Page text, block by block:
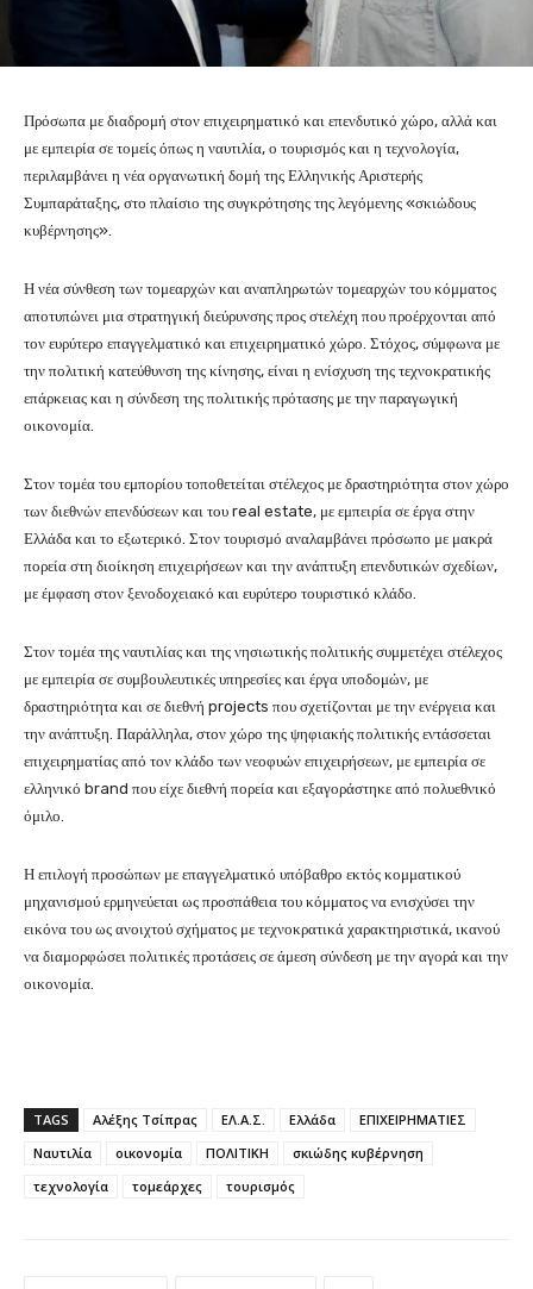
Πρόσωπα με διαδρομή στον επιχειρηματικό και επενδυτικό χώρο, αλλά και
με εμπειρία σε τομείς όπως η ναυτιλία, ο τουρισμός και η τεχνολογία,
περιλαμβάνει η νέα οργανωτική δομή της Ελληνικής Αριστερής
Συμπαράταξης, στο πλαίσιο της συγκρότησης της λεγόμενης «σκιώδους
κυβέρνησης».
Η νέα σύνθεση των τομεαρχών και αναπληρωτών τομεαρχών του κόμματος
αποτυπώνει μια στρατηγική διεύρυνσης προς στελέχη που προέρχονται από
τον ευρύτερο επαγγελματικό και επιχειρηματικό χώρο. Στόχος, σύμφωνα με
την πολιτική κατεύθυνση της κίνησης, είναι η ενίσχυση της τεχνοκρατικής
επάρκειας και η σύνδεση της πολιτικής πρότασης με την παραγωγική
οικονομία.
Στον τομέα του εμπορίου τοποθετείται στέλεχος με δραστηριότητα στον χώρο
των διεθνών επενδύσεων και του real estate, με εμπειρία σε έργα στην
Ελλάδα και το εξωτερικό. Στον τουρισμό αναλαμβάνει πρόσωπο με μακρά
πορεία στη διοίκηση επιχειρήσεων και την ανάπτυξη επενδυτικών σχεδίων,
με έμφαση στον ξενοδοχειακό και ευρύτερο τουριστικό κλάδο.
Στον τομέα της ναυτιλίας και της νησιωτικής πολιτικής συμμετέχει στέλεχος
με εμπειρία σε συμβουλευτικές υπηρεσίες και έργα υποδομών, με
δραστηριότητα και σε διεθνή projects που σχετίζονται με την ενέργεια και
την ανάπτυξη. Παράλληλα, στον χώρο της ψηφιακής πολιτικής εντάσσεται
επιχειρηματίας από τον κλάδο των νεοφυών επιχειρήσεων, με εμπειρία σε
ελληνικό brand που είχε διεθνή πορεία και εξαγοράστηκε από πολυεθνικό
όμιλο.
Η επιλογή προσώπων με επαγγελματικό υπόβαθρο εκτός κομματικού
μηχανισμού ερμηνεύεται ως προσπάθεια του κόμματος να ενισχύσει την
εικόνα του ως ανοιχτού σχήματος με τεχνοκρατικά χαρακτηριστικά, ικανού
να διαμορφώσει πολιτικές προτάσεις σε άμεση σύνδεση με την αγορά και την
οικονομία.
TAGS Αλέξης Τσίπρας ΕΛ.Α.Σ. Ελλάδα
ΕΠΙΧΕΙΡΗΜΑΤΙΕΣ
Ναυτιλία
οικονομία ΠΟΛΙΤΙΚΗ
σκιώδης κυβέρνηση
τεχνολογία
τομεάρχες τουρισμός